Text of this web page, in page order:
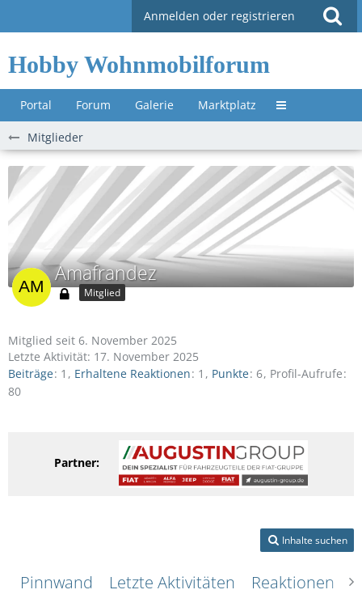
Anmelden oder registrieren
Hobby Wohnmobilforum
Portal Forum Galerie Marktplatz Untermenü »
Mitglieder
Amafrandez
Mitglied
Mitglied seit 6. November 2025
Letzte Aktivität: 17. November 2025
Beiträge 1 Erhaltene Reaktionen 1 Punkte 6 Profil-Aufrufe
80
Partner:
Inhalte suchen
Pinnwand Letzte Aktivitäten Reaktionen